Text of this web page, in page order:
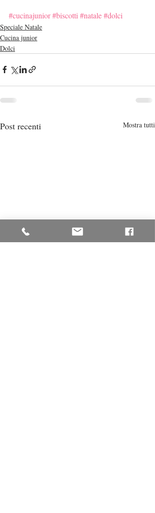
#cucinajunior#biscotti #natale#dolci
Speciale Natale
Cucina junior
Dolci
Post recenti Mostra tutti